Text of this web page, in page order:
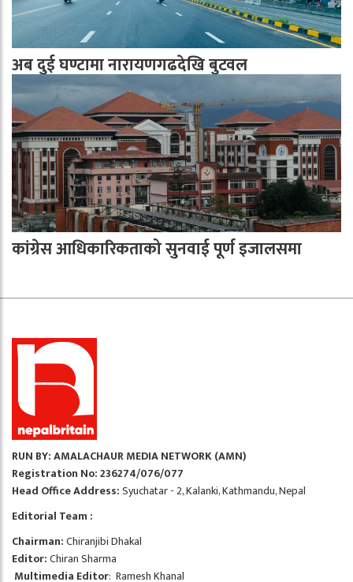
अब दुई घण्टामा नारायणगढदेखि बुटवल
कांग्रेस आधिकारिकताको सुनवाई पूर्ण इजालसमा
RUN BY: AMALACHAUR MEDIA NETWORK (AMN)
Registration No: 236274/076/077
Head Office Address:Syuchatar - 2, Kalanki, Kathmandu, Nepal
Editorial Team :
Chairman:Chiranjibi Dhakal
Editor:Chiran Sharma
Multimedia Editor: Ramesh Khanal